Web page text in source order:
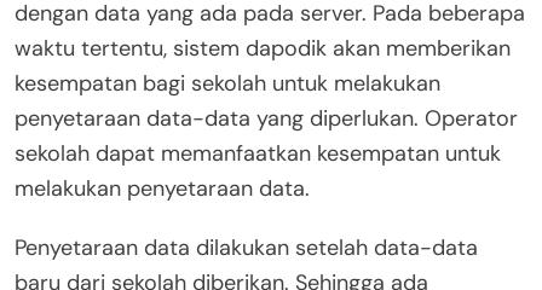
dengan data yang ada pada server. Pada beberapa
waktu tertentu, sistem dapodik akan memberikan
kesempatan bagi sekolah untuk melakukan
penyetaraan data-data yang diperlukan. Operator
sekolah dapat memanfaatkan kesempatan untuk
melakukan penyetaraan data.
Penyetaraan data dilakukan setelah data-data
baru dari sekolah diberikan. Sehingga ada